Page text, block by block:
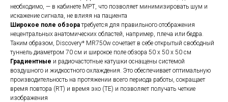
необходимо, — в кабинете МРТ, что позволяет минимизировать шум и
искажение сигнала, не влияя на пациента
Широкое поле обзора требуется для правильного отображения
нецентральных анатомических областей, например, плеча или бедра.
Таким образом, Discovery* MR750w сочетает в себе открытый свободный
туннель диаметром 70 см и широкое поле обзора 50 x 50 x 50 см
Градиентные и радиочастотные катушки оснащены системой
воздушного и жидкостного охлаждения. Это обеспечивает оптимальную
производительность на протяжении всего периода работы, сокращает
время повтора (RT) и время эхо (TE) и позволяет получать четкие
изображения